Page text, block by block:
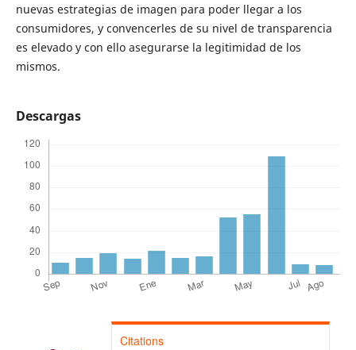
nuevas estrategias de imagen para poder llegar a los
consumidores, y convencerles de su nivel de transparencia
es elevado y con ello asegurarse la legitimidad de los
mismos.
Descargas
Citations